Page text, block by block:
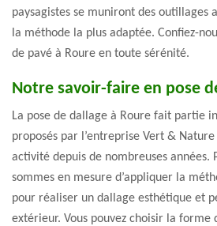
paysagistes se muniront des outillages
la méthode la plus adaptée. Confiez-
de pavé à Roure en toute sérénité.
Notre savoir-faire en pose
La pose de dallage à Roure fait partie
proposés par l’entreprise Vert &
activité depuis de nombreuses années.
sommes en mesure d’appliquer la
pour réaliser un dallage esthétique et
extérieur. Vous pouvez choisir la